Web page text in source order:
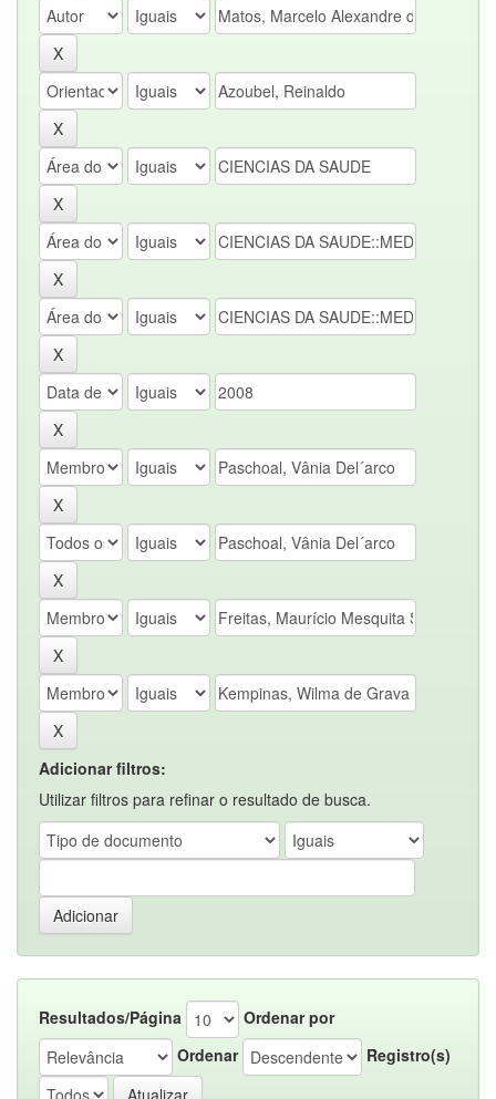
Adicionar filtros:
Utilizar filtros para refinar o resultado de busca.
Resultados/Página
Ordenar por
Ordenar
Registro(s)